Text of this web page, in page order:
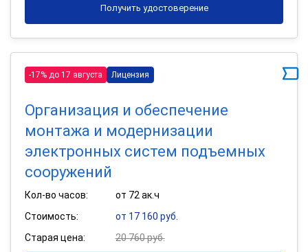
Получить удостоверение
-17% до 17 августа Лицензия
Организация и обеспечение
монтажа и модернизации
электронных систем подъемных
сооружений
Кол-во часов:
от 72 ак.ч
Стоимость:
от 17 160 руб.
Старая цена:
20 760 руб.